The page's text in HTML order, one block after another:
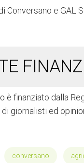
Conversano e GAL
è finanziato dalla
giornalisti ed
conversano